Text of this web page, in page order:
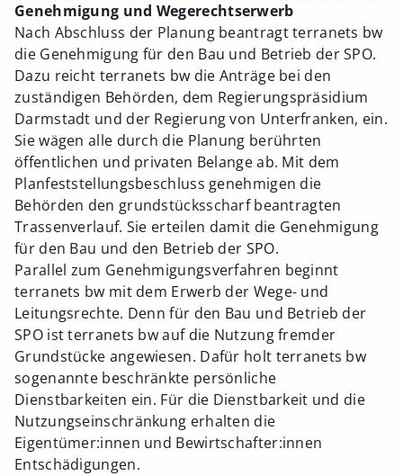
Genehmigung und Wegerechtserwerb
Nach Abschluss der Planung beantragt terranets bw
die Genehmigung für den Bau und Betrieb der SPO.
Dazu reicht terranets bw die Anträge bei den
zuständigen Behörden, dem Regierungspräsidium
Darmstadt und der Regierung von Unterfranken, ein.
Sie wägen alle durch die Planung berührten
öffentlichen und privaten Belange ab. Mit dem
Planfeststellungsbeschluss genehmigen die
Behörden den grundstücksscharf beantragten
Trassenverlauf. Sie erteilen damit die Genehmigung
für den Bau und den Betrieb der SPO.
Parallel zum Genehmigungsverfahren beginnt
terranets bw mit dem Erwerb der Wege- und
Leitungsrechte. Denn für den Bau und Betrieb der
SPO ist terranets bw auf die Nutzung fremder
Grundstücke angewiesen. Dafür holt terranets bw
sogenannte beschränkte persönliche
Dienstbarkeiten ein. Für die Dienstbarkeit und die
Nutzungseinschränkung erhalten die
Eigentümer:innen und Bewirtschafter:innen
Entschädigungen.